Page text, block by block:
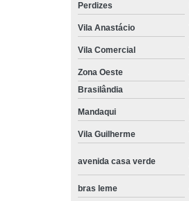
Perdizes
Vila Anastácio
Vila Comercial
Zona Oeste
Brasilândia
Mandaqui
Vila Guilherme
avenida casa verde
bras leme